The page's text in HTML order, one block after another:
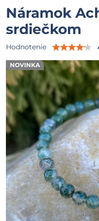
NOVINKA
Náramok
srdiečkom
Hodnotenie